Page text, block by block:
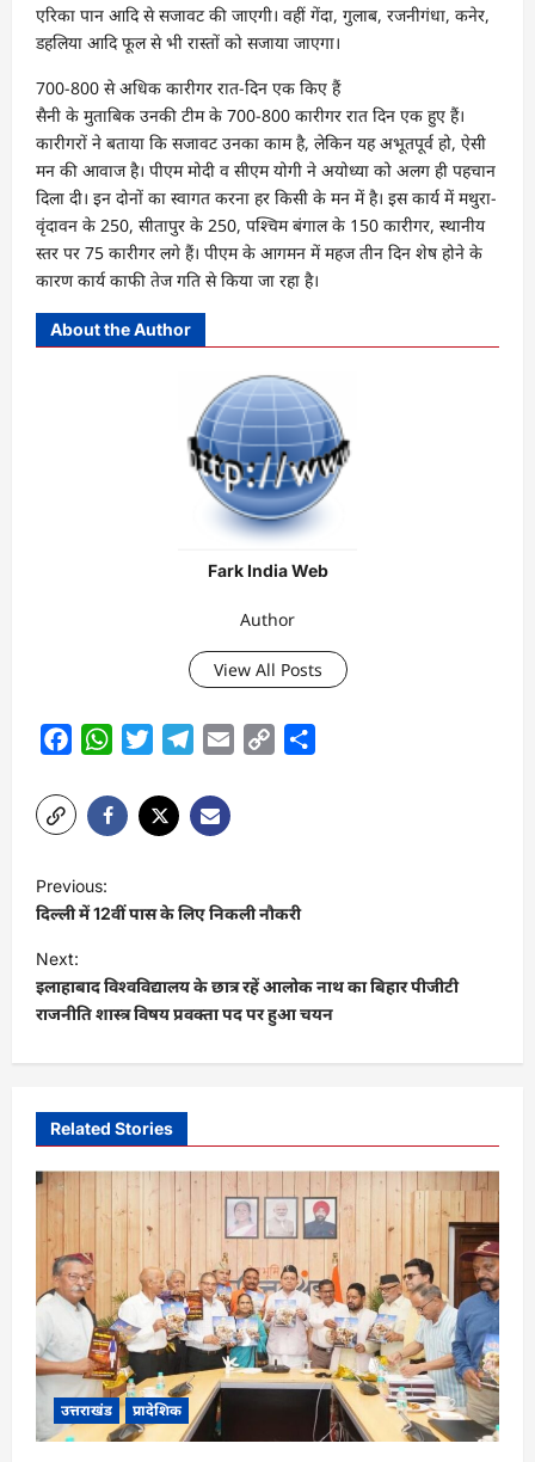
एरिका पान आदि से सजावट की जाएगी। वहीं गेंदा, गुलाब, रजनीगंधा, कनेर,
डहलिया आदि फूल से भी रास्तों को सजाया जाएगा।
700-800 से अधिक कारीगर रात-दिन एक किए हैं
सैनी के मुताबिक उनकी टीम के 700-800 कारीगर रात दिन एक हुए हैं।
कारीगरों ने बताया कि सजावट उनका काम है, लेकिन यह अभूतपूर्व हो, ऐसी
मन की आवाज है। पीएम मोदी व सीएम योगी ने अयोध्या को अलग ही पहचान
दिला दी। इन दोनों का स्वागत करना हर किसी के मन में है। इस कार्य में मथुरा-
वृंदावन के 250, सीतापुर के 250, पश्चिम बंगाल के 150 कारीगर, स्थानीय
स्तर पर 75 कारीगर लगे हैं। पीएम के आगमन में महज तीन दिन शेष होने के
कारण कार्य काफी तेज गति से किया जा रहा है।
About the Author
Fark India Web
Author
View All Posts
FacebookWhatsAppTwitterTelegram
Email
Copy
o
s
t
n
a
g
a
o
n
Previous:
दिल्ली में 12वीं पास के लिए निकली नौकरी
Next:
इलाहाबाद विश्वविद्यालय के छात्र रहें आलोक नाथ का बिहार पीजीटी
राजनीति शास्त्र विषय प्रवक्ता पद पर हुआ चयन
Related Stories
उत्तराखंड प्रादेशिक